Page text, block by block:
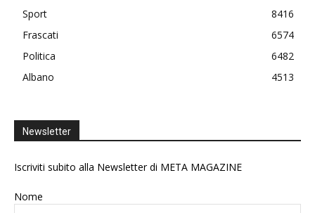
Sport
8416
Frascati
6574
Politica
6482
Albano
4513
Newsletter
Iscriviti subito alla Newsletter di META MAGAZINE
Nome